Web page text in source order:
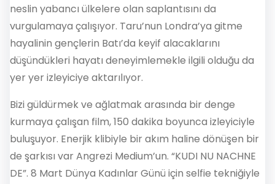
neslin yabancı ülkelere olan saplantısını da
vurgulamaya çalışıyor. Taru’nun Londra’ya gitme
hayalinin gençlerin Batı’da keyif alacaklarını
düşündükleri hayatı deneyimlemekle ilgili olduğu da
yer yer izleyiciye aktarılıyor.
Bizi güldürmek ve ağlatmak arasında bir denge
kurmaya çalışan film, 150 dakika boyunca izleyiciyle
buluşuyor. Enerjik klibiyle bir akım haline dönüşen bir
de şarkısı var Angrezi Medium’un. “KUDI NU NACHNE
DE”. 8 Mart Dünya Kadınlar Günü için selfie tekniğiyle